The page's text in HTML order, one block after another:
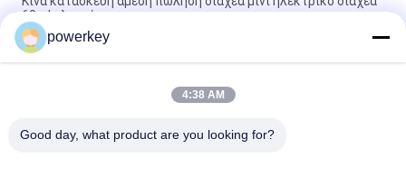
60ml αλουμίνιο
Τιμή απευθείας πώλησης από το εργοστάσιο αρωματικό
αιθέριο έλαιο μίνι διαχύτης 60ml αλουμινίου
Μηχανή διάχυσης αιθέριας λάδις 100Ml Premium
powerkey
4:38 AM
Good day, what product are you looking for?